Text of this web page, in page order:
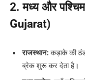
2. मध्य और
Gujarat)
राजस्थान:कड़ाके की ठंड
ब्रेक शुरू कर देता है।